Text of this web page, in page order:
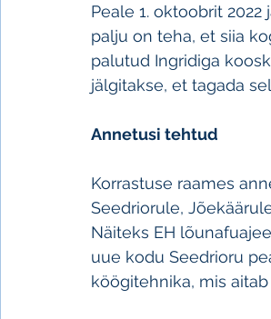
Peale 1. oktoobrit
palju on teha, et siia
palutud Ingridiga
jälgitakse, et tagada
Annetusi tehtud
Korrastuse raames
Seedriorule,
Näiteks EH
uue kodu Seedrioru
köögitehnika, mis